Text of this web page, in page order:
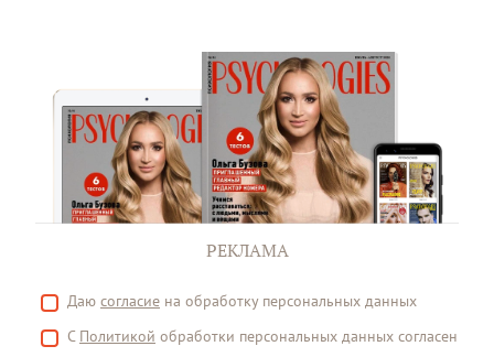
РЕКЛАМА
Даю согласие на обработку персональных данных
С Политикой обработки персональных данных согласен